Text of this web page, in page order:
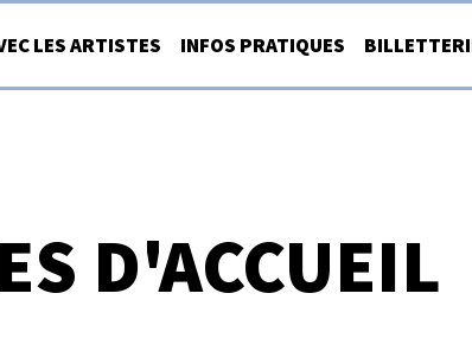
LES ARTISTES INFOS PRATIQUES
D'ACCUEIL